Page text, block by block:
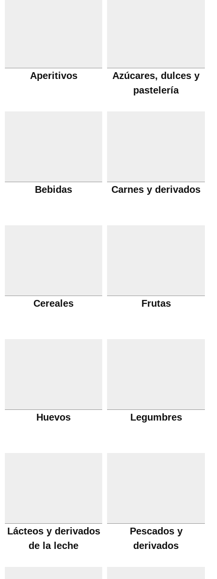
Aperitivos
Azúcares, dulces y
pastelería
Bebidas Carnes y derivados
Cereales Frutas
Huevos Legumbres
Lácteos y derivados
de la leche
Pescados y
derivados